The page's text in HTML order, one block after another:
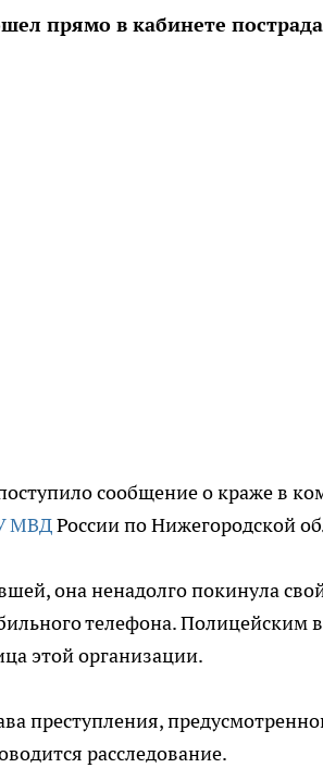
прямо в кабинете
сообщение о краже в
МВДРоссии по Нижегородской
она ненадолго покинула
телефона. Полицейским
этой организации.
преступления,
расследование.